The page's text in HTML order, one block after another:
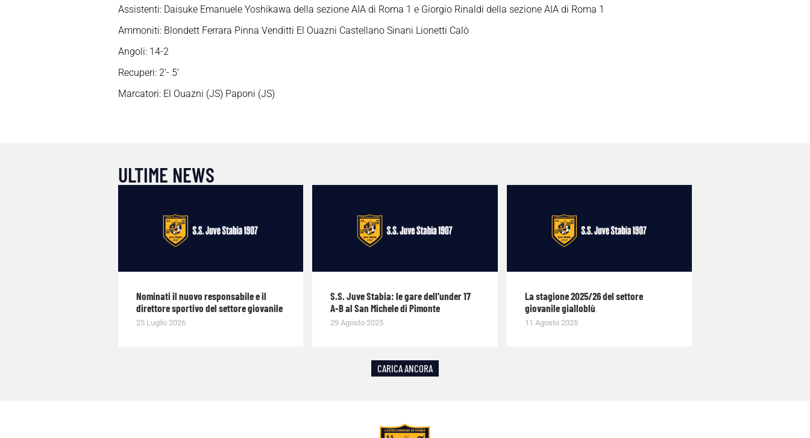
Assistenti: Daisuke Emanuele Yoshikawa della sezione AIA di Roma 1 e Giorgio Rinaldi della sezione AIA di Roma 1
Ammoniti: Blondett Ferrara Pinna Venditti El Ouazni Castellano Sinani Lionetti Calò
Angoli: 14-2
Recuperi: 2’- 5’
Marcatori: El Ouazni (JS) Paponi (JS)
ULTIME NEWS
Nominati il nuovo responsabile e il
direttore sportivo del settore giovanile
25 Luglio 2026
S.S. Juve Stabia: le gare dell’under 17
A-B al San Michele di Pimonte
29 Agosto 2025
La stagione 2025/26 del settore
giovanile gialloblù
11 Agosto 2025
CARICA ANCORA